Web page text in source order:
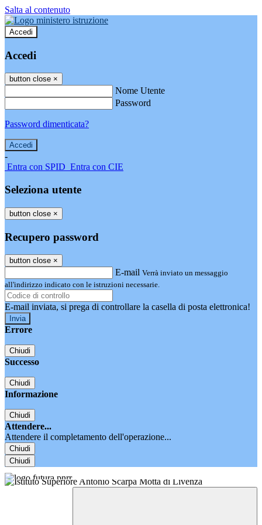
Salta al contenuto
Accedi
Accedi
button close ×
Nome Utente
Password
Password dimenticata?
-
Entra con SPID Entra con CIE
Seleziona utente
button close ×
Recupero password
button close ×
E-mail Verrà inviato un messaggio
all'indirizzo indicato con le istruzioni necessarie.
E-mail inviata, si prega di controllare la casella di posta elettronica!
Errore
Chiudi
Successo
Chiudi
Informazione
Chiudi
Attendere...
Attendere il completamento dell'operazione...
Chiudi
Chiudi